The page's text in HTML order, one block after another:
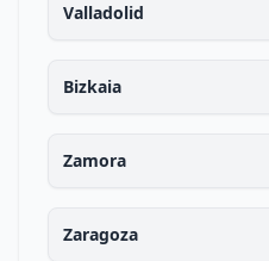
Valladolid
Bizkaia
Zamora
Zaragoza